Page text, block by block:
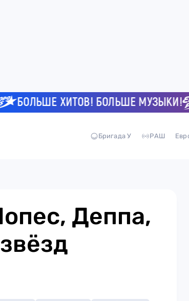
ХИТОВ! БОЛЬШЕ МУЗЫКИ!
Бригада У РАШ
Деппа,